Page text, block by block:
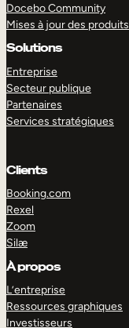
Docebo Community
Mises à jour des produits
Solutions
Entreprise
Secteur publique
Partenaires
Services stratégiques
Clients
Booking.com
Rexel
Zoom
Silæ
À propos
L’entreprise
Ressources graphiques
Investisseurs